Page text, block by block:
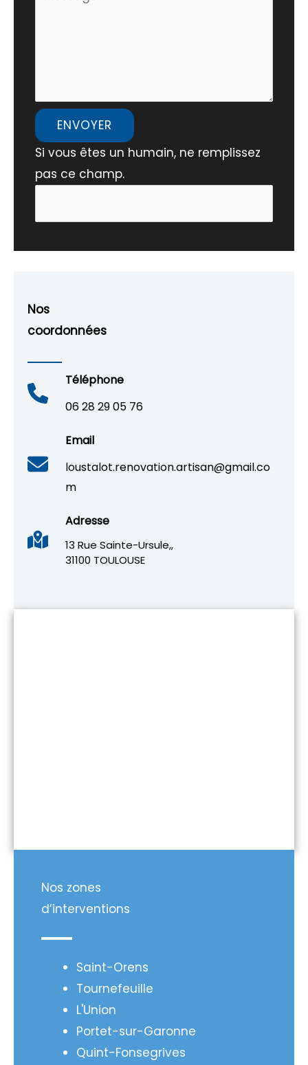
ENVOYER
Si vous êtes un humain, ne remplissez
pas ce champ.
Nos
coordonnées
Téléphone
06 28 29 05 76
Email
loustalot.renovation.artisan@gmail.co
m
Adresse
13 Rue Sainte-Ursule,,
31100 TOULOUSE
Nos zones
d’interventions
Saint-Orens
Tournefeuille
L'Union
Portet-sur-Garonne
Quint-Fonsegrives